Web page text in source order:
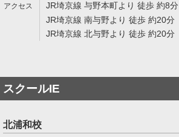
JR埼京線 与野本町より 徒歩 約8分
JR埼京線 南与野より 徒歩 約20分
JR埼京線 北与野より 徒歩 約20分
スクールIE
北浦和校